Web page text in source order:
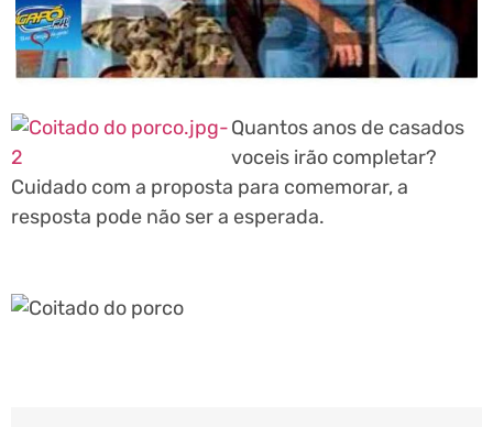
Quantos anos de casados
voceis irão completar?
Cuidado com a proposta para comemorar, a
resposta pode não ser a esperada.